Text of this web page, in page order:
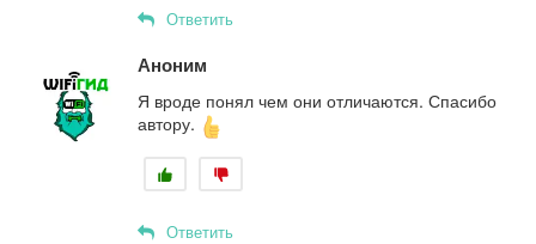
Ответить
Аноним
Я вроде понял чем они отличаются. Спасибо
автору.
Ответить